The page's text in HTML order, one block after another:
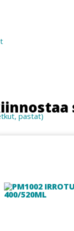
pastat)